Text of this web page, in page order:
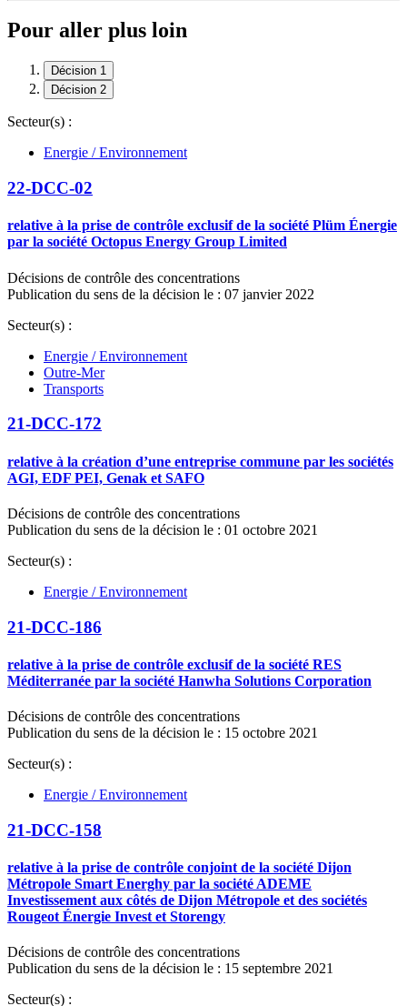
Pour aller plus loin
Décision 1
Décision 2
Secteur(s) :
Energie / Environnement
22-DCC-02
relative à la prise de contrôle exclusif de la société Plüm Énergie
par la société Octopus Energy Group Limited
Décisions de contrôle des concentrations
Publication du sens de la décision le : 07 janvier 2022
Secteur(s) :
Energie / Environnement
Outre-Mer
Transports
21-DCC-172
relative à la création d’une entreprise commune par les sociétés
AGI, EDF PEI, Genak et SAFO
Décisions de contrôle des concentrations
Publication du sens de la décision le : 01 octobre 2021
Secteur(s) :
Energie / Environnement
21-DCC-186
relative à la prise de contrôle exclusif de la société RES
Méditerranée par la société Hanwha Solutions Corporation
Décisions de contrôle des concentrations
Publication du sens de la décision le : 15 octobre 2021
Secteur(s) :
Energie / Environnement
21-DCC-158
relative à la prise de contrôle conjoint de la société Dijon
Métropole Smart Energhy par la société ADEME
Investissement aux côtés de Dijon Métropole et des sociétés
Rougeot Énergie Invest et Storengy
Décisions de contrôle des concentrations
Publication du sens de la décision le : 15 septembre 2021
Secteur(s) :